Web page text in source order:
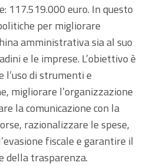
117.519.000 euro. In questo
per migliorare
amministrativa sia al suo
e le imprese. L’obiettivo è
di strumenti e
migliorare l’organizzazione
la comunicazione con la
razionalizzare le spese,
fiscale e garantire il
della trasparenza.